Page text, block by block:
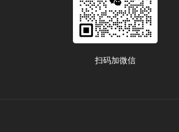
扫码加微信